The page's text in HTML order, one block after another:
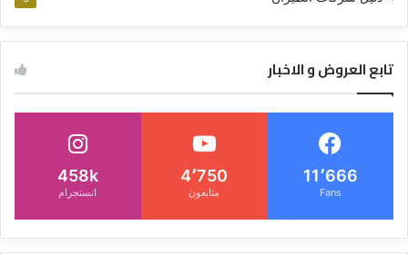
تابع العروض و الاخبار
11٬666
Fans
4٬750
متابعون
458k
انستجرام